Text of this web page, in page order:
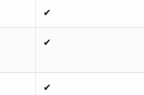
✔
✔
✔